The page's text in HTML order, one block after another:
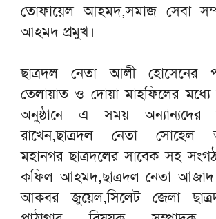
তোফায়েল আহমদ,সমাজ সেবা
আহমদ প্রমুখ।
ছাত্রদল নেতা আলী হোসেনের
তেলায়াত ও দোয়া মাহফিলের
অনুষ্ঠানে এ সময় অন্যান্যদের
রাখেন,ছাত্রদল নেতা সোহেল
মহানগর ছাত্রদলের সাবেক সহ
কফিল আহমদ,ছাত্রদল নেতা
আকবর জুয়েল,সিলেট জেলা